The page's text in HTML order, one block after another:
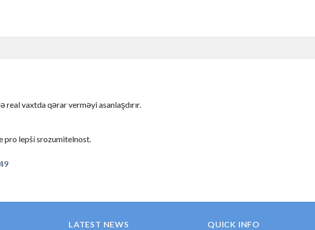
real vaxtda qərar verməyi asanlaşdırır.
pro lepší srozumitelnost.
ムのルールと仕組みを把握してから、実際のお金でプレイしましょう。多くのカジ
リスクを取ってしまう原因になります。クリアな状態でプレイし、楽しさと冷静さ
LATEST NEWS QUICK INFO